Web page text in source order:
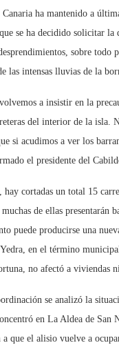
ha mantenido a
se ha decidido solicitar la
sobre todo
las intensas lluvias de la
a insistir en la
del interior de la isla.
si acudimos a ver los
el presidente del
hay cortadas un total 15
de ellas presentarán
puede producirse una
en el término
no afectó a viviendas
se analizó la
en La Aldea de San
a que el alisio vuelve a